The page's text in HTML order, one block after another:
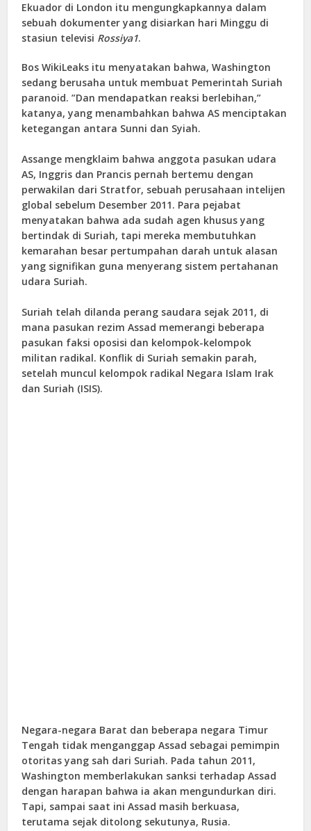
Ekuador di London itu mengungkapkannya dalam
sebuah dokumenter yang disiarkan hari Minggu di
stasiun televisi Rossiya1.
Bos WikiLeaks itu menyatakan bahwa, Washington
sedang berusaha untuk membuat Pemerintah Suriah
paranoid. ”Dan mendapatkan reaksi berlebihan,”
katanya, yang menambahkan bahwa AS menciptakan
ketegangan antara Sunni dan Syiah.
Assange mengklaim bahwa anggota pasukan udara
AS, Inggris dan Prancis pernah bertemu dengan
perwakilan dari Stratfor, sebuah perusahaan intelijen
global sebelum Desember 2011. Para pejabat
menyatakan bahwa ada sudah agen khususyang
bertindak di Suriah, tapi mereka membutuhkan
kemarahan besar pertumpahan darah untuk alasan
yang signifikan guna menyerang sistem pertahanan
udara Suriah.
Suriah telah dilanda perang saudara sejak 2011, di
mana pasukan rezim Assad memerangi beberapa
pasukan faksi oposisi dan kelompok-kelompok
militan radikal. Konflik di Suriah semakin parah,
setelah muncul kelompok radikal Negara Islam Irak
dan Suriah (ISIS).
Negara-negara Barat dan beberapa negara Timur
Tengah tidak menganggap Assad sebagai pemimpin
otoritas yang sah dari Suriah. Pada tahun 2011,
Washington memberlakukan sanksi terhadapAssad
dengan harapan bahwa ia akan mengundurkan diri.
Tapi, sampai saat ini Assad masih berkuasa,
terutama sejak ditolong sekutunya, Rusia.